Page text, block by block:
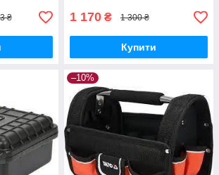
₴ 1 170 ₴ 1 300 ₴
Купити
–10%